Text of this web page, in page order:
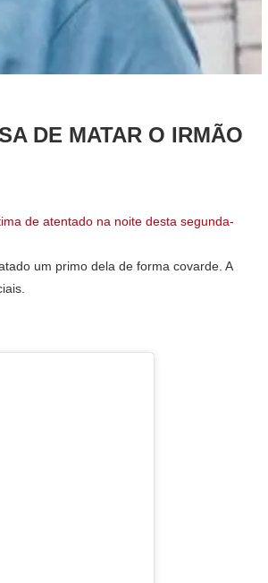
DE MATAR O IRMÃO
de atentado na noite desta segunda-
um primo dela de forma covarde. A